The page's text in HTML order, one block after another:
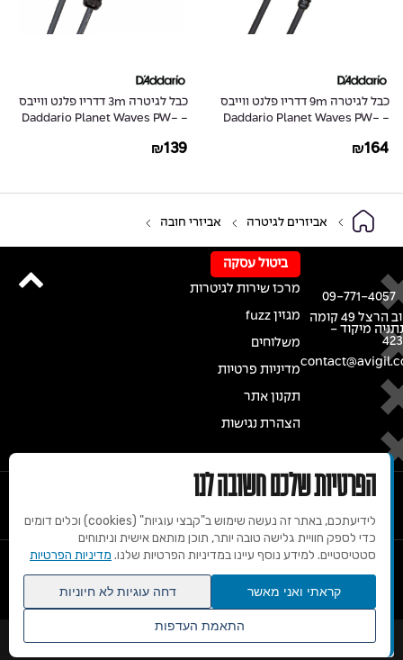
כבל לגיטרה 9m דדריו פלנט ווייבס
- Daddario Planet Waves PW-
₪164
כבל לגיטרה 3m דדריו פלנט ווייבס
- Daddario Planet Waves PW-
₪139
אביזרים לגיטרה אביזרי חובה
רחוב הרצל 49 קומה
מיקוד -
09-771-4057
ביטול עסקה
מרכז שירות לגיטרות
מגזין fuzz
משלוחים
מדיניות פרטיות
תקנון אתר
הצהרת נגישות
הפרטיות שלכם חשובה לנו
לידיעתכם, באתר זה נעשה שימוש ב"קבצי עוגיות" (cookies) וכלים דומים
כדי לספק חוויית גלישה טובה יותר, תוכן מותאם אישית וניתוחים
סטטיסטיים. למידע נוסף עיינו במדיניות הפרטיות שלנו. מדיניות הפרטיות
קראתי ואני מאשר דחה עוגיות לא חיוניות
התאמת העדפות